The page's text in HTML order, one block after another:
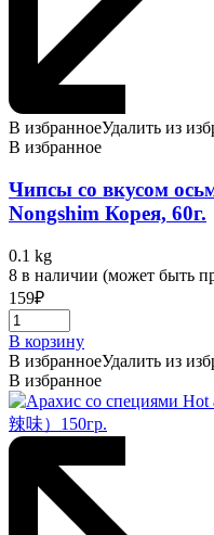
В избранноеУдалить из
В избранное
Чипсы со вкусом
Nongshim Корея, 60г.
0.1 kg
8 в наличии (может быть
159₽
В корзину
В избранноеУдалить из
В избранное